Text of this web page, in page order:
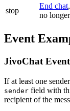
stop
End chat
no
Event
JivoChat
If at least one
sender field with
recipient of the